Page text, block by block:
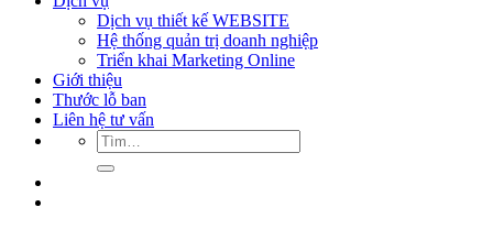
Dịch vụ thiết kế WEBSITE
Hệ thống quản trị doanh nghiệp
Triển khai Marketing Online
Giới thiệu
Thước lỗ ban
Liên hệ tư vấn